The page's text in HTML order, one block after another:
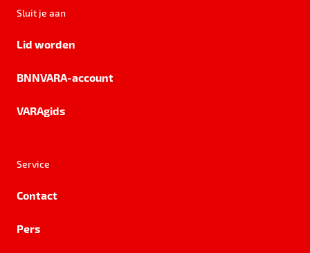
Sluit je aan
Lid worden
BNNVARA-account
VARAgids
Service
Contact
Pers